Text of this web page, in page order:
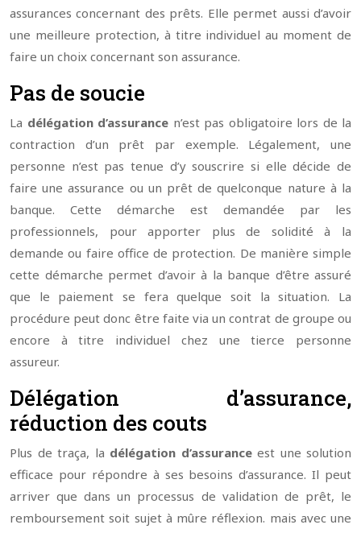
assurances concernant des prêts. Elle permet aussi d’avoir
une meilleure protection, à titre individuel au moment de
faire un choix concernant son assurance.
Pas de soucie
La délégation d’assurance n’est pas obligatoire lors de la
contraction d’un prêt par exemple. Légalement, une
personne n’est pas tenue d’y souscrire si elle décide de
faire une assurance ou un prêt de quelconque nature à la
banque. Cette démarche est demandée par les
professionnels, pour apporter plus de solidité à la
demande ou faire office de protection. De manière simple
cette démarche permet d’avoir à la banque d’être assuré
que le paiement se fera quelque soit la situation. La
procédure peut donc être faite via un contrat de groupe ou
encore à titre individuel chez une tierce personne
assureur.
Délégation d’assurance,
réduction des couts
Plus de traça, la délégation d’assuranceest une solution
efficace pour répondre à ses besoins d’assurance. Il peut
arriver que dans un processus de validation de prêt, le
remboursement soit sujet à mûre réflexion. mais avec une